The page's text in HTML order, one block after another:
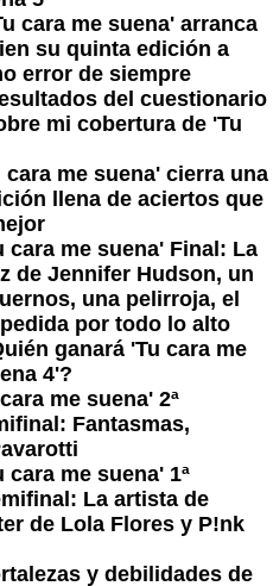
cara me suena' arranca
su quinta edición a
error de siempre
del cuestionario
mi cobertura de 'Tu
cara me suena' cierra una
llena de aciertos que
cara me suena' Final: La
de Jennifer Hudson, un
una pelirroja, el
por todo lo alto
ganará 'Tu cara me
4'?
me suena' 2ª
Fantasmas,
cara me suena' 1ª
La artista de
de Lola Flores y P!nk
y debilidades de